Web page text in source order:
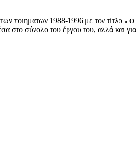
ποιημάτων 1988-1996 με τον τίτλο « Ο
σύνολο του έργου του, αλλά και